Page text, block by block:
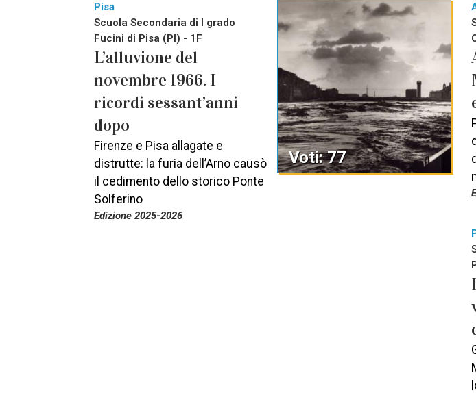
Pisa
Scuola Secondaria di I grado
Fucini di Pisa (PI) - 1F
L’alluvione del
novembre 1966. I
ricordi sessant’anni
dopo
Firenze e Pisa allagate e
distrutte: la furia dell’Arno causò
il cedimento dello storico Ponte
Solferino
Edizione 2025-2026
Voti: 77